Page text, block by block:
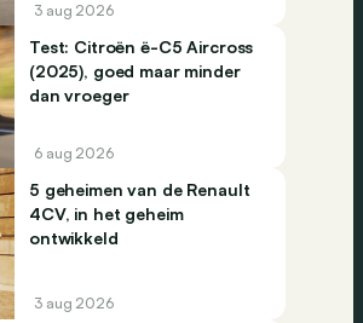
3 aug 2026
Test: Citroën ë-C5 Aircross
(2025), goed maar minder
dan vroeger
6 aug 2026
5 geheimen van de Renault
4CV, in het geheim
ontwikkeld
3 aug 2026